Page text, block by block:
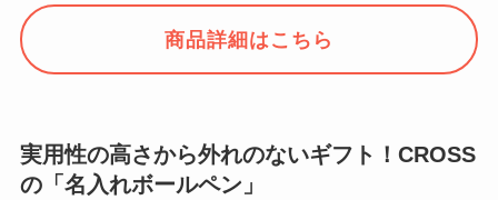
商品詳細はこちら
実用性の高さから外れのないギフト！CROSS
の「名入れボールペン」